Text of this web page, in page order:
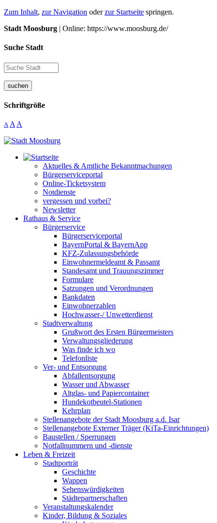
Zum Inhalt, zur Navigation oderzur Startseite springen.
Stadt Moosburg | Online: https://www.moosburg.de/
Suche Stadt
suchen
Schriftgröße
A A A
Aktuelles & Amtliche Bekanntmachungen
Bürgerserviceportal
Online-Ticketsystem
Notdienste
vergessen und vorbei?
Newsletter
Rathaus & Service
Bürgerservice
Bürgerserviceportal
BayernPortal & BayernApp
KFZ-Zulassungsbehörde
Einwohnermeldeamt & Passamt
Standesamt und Trauungszimmer
Formulare
Satzungen und Verordnungen
Bankdaten
Einwohnerzahlen
Hochwasser-/ Unwetterdienst
Stadtverwaltung
Grußwort des Ersten Bürgermeisters
Verwaltungsgliederung
Was finde ich wo
Telefonliste
Ver- und Entsorgung
Abfallentsorgung
Wasser und Abwasser
Altglas- und Papiercontainer
Hundekotbeutel-Stationen
Kehrplan
Stellenangebote der Stadt Moosburg a.d. Isar
Stellenangebote Externer Träger (KiTa-Einrichtungen)
Baustellen / Sperrungen
Notfallnummern und -dienste
Leben & Freizeit
Stadtporträt
Geschichte
Wappen
Sehenswürdigkeiten
Städtepartnerschaften
Veranstaltungskalender
Kinder, Bildung & Soziales